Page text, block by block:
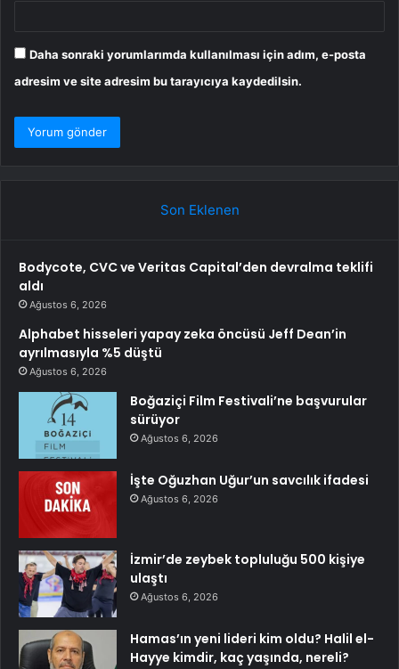
Daha sonraki yorumlarımda kullanılması için adım, e-posta
adresim ve site adresim bu tarayıcıya kaydedilsin.
Son Eklenen
Bodycote, CVC ve Veritas Capital’den devralma teklifi
aldı
Ağustos 6, 2026
Alphabet hisseleri yapay zeka öncüsü Jeff Dean’in
ayrılmasıyla %5 düştü
Ağustos 6, 2026
Boğaziçi Film Festivali’ne başvurular
sürüyor
Ağustos 6, 2026
İşte Oğuzhan Uğur’un savcılık ifadesi
Ağustos 6, 2026
İzmir’de zeybek topluluğu 500 kişiye
ulaştı
Ağustos 6, 2026
Hamas’ın yeni lideri kim oldu? Halil el-
Hayye kimdir, kaç yaşında, nereli?